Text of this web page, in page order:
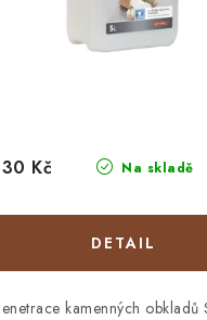
Na skladě
Kč
kamenných obkladů